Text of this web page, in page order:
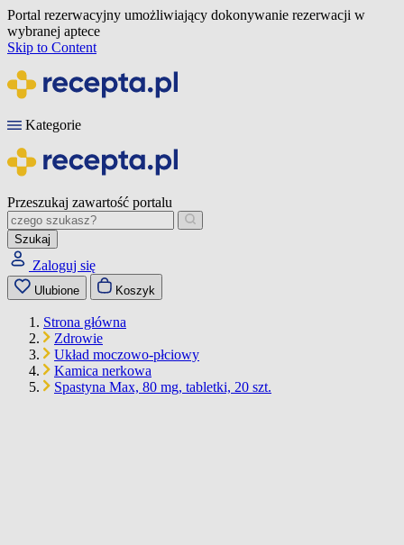
Portal rezerwacyjny umożliwiający dokonywanie rezerwacji w
wybranej aptece
Skip to Content
Kategorie
Przeszukaj zawartość portalu
Szukaj
Zaloguj się
Ulubione Koszyk
Strona główna
Zdrowie
Układ moczowo-płciowy
Kamica nerkowa
Spastyna Max, 80 mg, tabletki, 20 szt.